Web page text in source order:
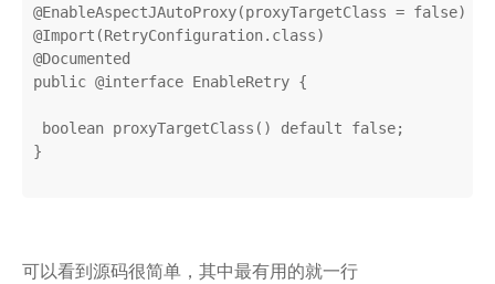
@EnableAspectJAutoProxy(proxyTargetClass = false
@Import (RetryConfiguration. class)
@Documented
public @interface EnableRetry {
boolean proxyTargetClass () default false;
}
可以看到源码很简单，其中最有用的就一行